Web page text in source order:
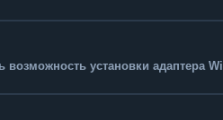
возможность установки адаптера